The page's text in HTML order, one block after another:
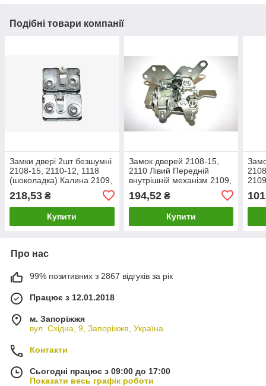
Подібні товари компанії
Замки двері 2шт безшумні
2108-15, 2110-12, 1118
(шоколадка) Калина 2109,
21099, 2113, 2114, 2115,
218,53 ₴
Купити
Замок дверей 2108-15,
2110 Лівий Передній
внутрішній механізм 2109,
(2108-6105013)
194,52₴
Купити
Про нас
99% позитивних з 2867 відгуків за рік
Працює з 12.01.2018
м. Запоріжжя
вул. Східна, 9, Запоріжжя, Україна
Контакти
Сьогодні працює з 09:00 до 17:00
Показати весь графік роботи